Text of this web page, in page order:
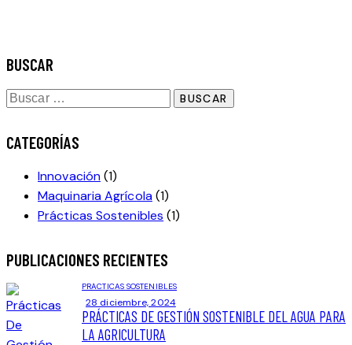
BUSCAR
Buscar:
CATEGORÍAS
Innovación(1)
Maquinaria Agrícola(1)
Prácticas Sostenibles (1)
PUBLICACIONES RECIENTES
PRÁCTICAS SOSTENIBLES
28 diciembre, 2024
PRÁCTICAS DE GESTIÓN SOSTENIBLE DEL AGUA PARA
LA AGRICULTURA